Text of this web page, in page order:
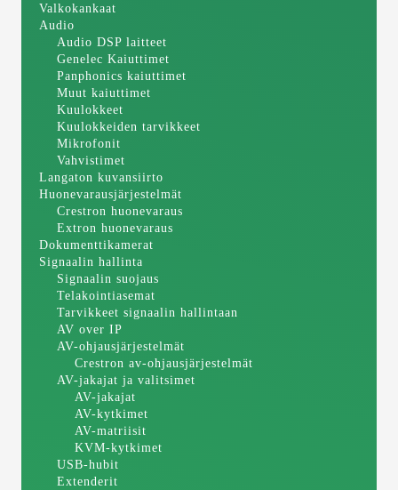
Valkokankaat
Audio
Audio DSP laitteet
Genelec Kaiuttimet
Panphonics kaiuttimet
Muut kaiuttimet
Kuulokkeet
Kuulokkeiden tarvikkeet
Mikrofonit
Vahvistimet
Langaton kuvansiirto
Huonevarausjärjestelmät
Crestron huonevaraus
Extron huonevaraus
Dokumenttikamerat
Signaalin hallinta
Signaalin suojaus
Telakointiasemat
Tarvikkeet signaalin hallintaan
AV over IP
AV-ohjausjärjestelmät
Crestron av-ohjausjärjestelmät
AV-jakajat ja valitsimet
AV-jakajat
AV-kytkimet
AV-matriisit
KVM-kytkimet
USB-hubit
Extenderit